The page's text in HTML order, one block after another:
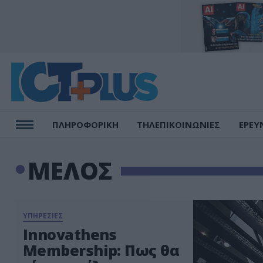
ΠΛΗΡΟΦΟΡΙΚΗ ΤΗΛΕΠΙΚΟΙΝΩΝΙΕΣ
ΜΕΛΟΣ
ΥΠΗΡΕΣΙΕΣ
Innovathens
Membership: Πως θα